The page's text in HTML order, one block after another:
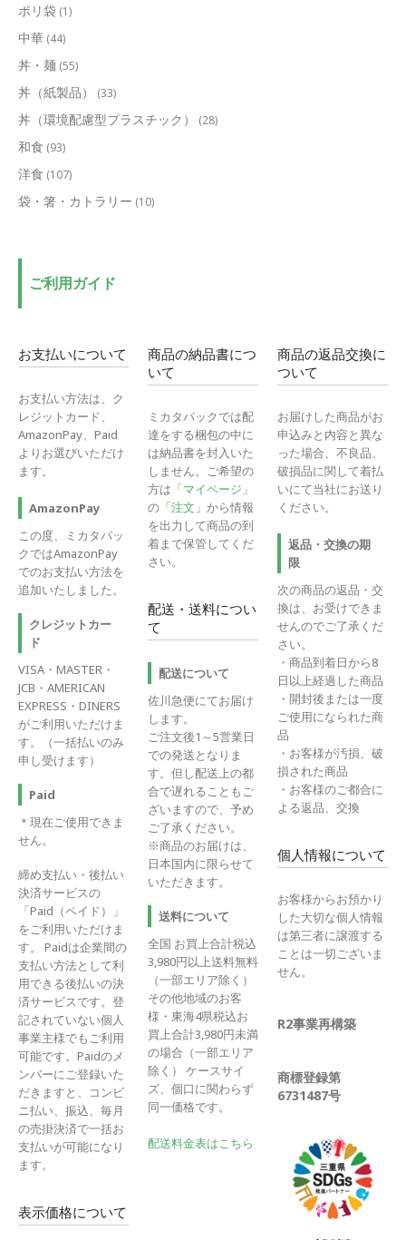
ポリ袋 (1)
中華 (44)
丼・麺 (55)
丼（紙製品） (33)
丼（環境配慮型プラスチック） (28)
和食 (93)
洋食 (107)
袋・箸・カトラリー (10)
ご利用ガイド
お支払いについて
お支払い方法は、ク
レジットカード、
AmazonPay、Paid
よりお選びいただけ
ます。
AmazonPay
この度、ミカタパッ
クではAmazonPay
でのお支払い方法を
追加いたしました。
クレジットカー
ド
VISA・MASTER・
JCB・AMERICAN
EXPRESS・DINERS
がご利用いただけま
す。（一括払いのみ
申し受けます）
Paid
＊現在ご使用できま
せん。
締め支払い・後払い
決済サービスの
「Paid（ペイド）」
をご利用いただけま
す。 Paidは企業間の
支払い方法として利
用できる後払いの決
済サービスです。登
記されていない個人
事業主様でもご利用
可能です。Paidのメ
ンバーにご登録いた
だきますと、コンビ
ニ払い、振込、毎月
の売掛決済で一括お
支払いが可能になり
ます。
表示価格について
商品の納品書につ
いて
ミカタパックでは配
達をする梱包の中に
は納品書を封入いた
しません。ご希望の
方は「マイページ 」
の「注文 」から情報
を出力して商品の到
着まで保管してくだ
さい。
配送・送料につい
て
配送について
佐川急便にてお届け
します。
ご注文後1～5営業日
での発送となりま
す。但し配送上の都
合で遅れることもご
ざいますので、予め
ご了承ください。
※商品のお届けは、
日本国内に限らせて
いただきます。
送料について
全国 お買上合計税込
3,980円以上送料無料
（一部エリア除く）
その他地域のお客
様・東海4県税込お
買上合計3,980円未満
の場合（一部エリア
除く） ケースサイ
ズ、個口に関わらず
同一価格です。
配送料金表はこちら
商品の返品交換に
ついて
お届けした商品がお
申込みと内容と異な
った場合、不良品、
破損品に関して着払
いにて当社にお送り
ください。
返品・交換の期
限
次の商品の返品・交
換は、お受けできま
せんのでご了承くだ
さい。
・商品到着日から8
日以上経過した商品
・開封後または一度
ご使用になられた商
品
・お客様が汚損、破
損された商品
・お客様のご都合に
よる返品、交換
個人情報について
お客様からお預かり
した大切な個人情報
は第三者に譲渡する
ことは一切ございま
せん。
R2事業再構築
商標登録第
6731487号